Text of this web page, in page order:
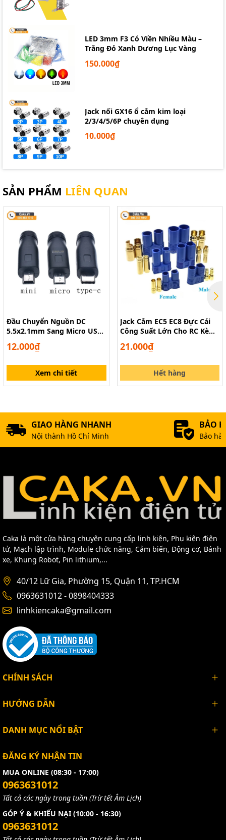
LED 3mm F3 Có Viền Nhiều Màu –
Trắng Đỏ Xanh Dương Lục Vàng
150.000₫
Jack nối GX16 ổ cắm kim loại
2/3/4/5/6P chuyên dụng
10.000₫
SẢN PHẨM LIÊN QUAN
Đầu Chuyển Nguồn DC
5.5x2.1mm Sang Micro USB,
12.000₫
Xem chi tiết
Jack Cắm EC5 EC8 Đực Cái
Công Suất Lớn Cho RC Kèm
21.000₫
Hết hàng
GIAO HÀNG NHANH
Nội thành Hồ Chí Minh
BẢO
Bảo
Caka là một cửa hàng chuyên cung cấp linh kiện, Phụ kiện điện
tử, Mạch lập trình, Module chức năng, Cảm biến, Động cơ, Bánh
xe, Khung Robot, Pin lithium,...
40/12 Lữ Gia, Phường 15, Quận 11, TP.HCM
0963631012 - 0898404333
linhkiencaka@gmail.com
CHÍNH SÁCH
HƯỚNG DẪN
DANH MỤC NỔI BẬT
ĐĂNG KÝ NHẬN TIN
MUA ONLINE (08:30 - 17:00)
0963631012
Tất cả các ngày trong tuần (Trừ tết Âm Lịch)
GÓP Ý & KHIẾU NẠI (10:00 - 16:30)
0963631012